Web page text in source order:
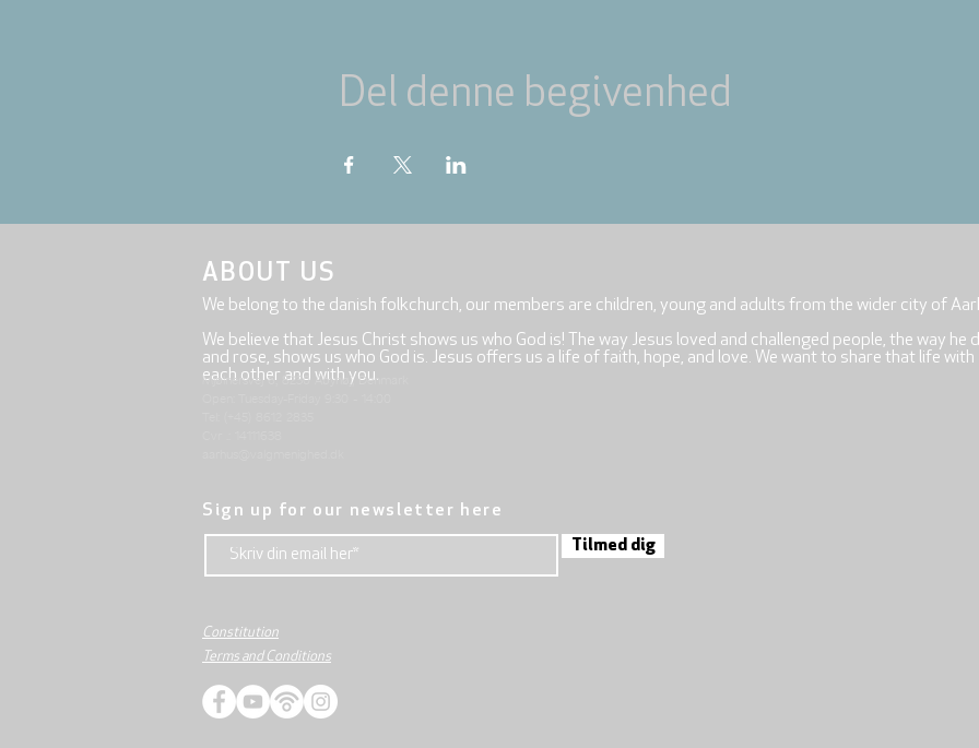
Del denne begivenhed
ABOUT US
We belong to the danish folkchurch, our members are children, young and adults from the wider city of
We believe that Jesus Christ shows us who God is! The way Jesus loved and challenged people, the way he
and rose, shows us who God is. Jesus offers us a life of faith, hope, and love. We want to share that life with
each other and with you.
Mjølnersvej 6, 8230 Åbyhøj, Denmark
Sign up for our newsletter here
Tilmed dig
Constitution
Terms and Conditions